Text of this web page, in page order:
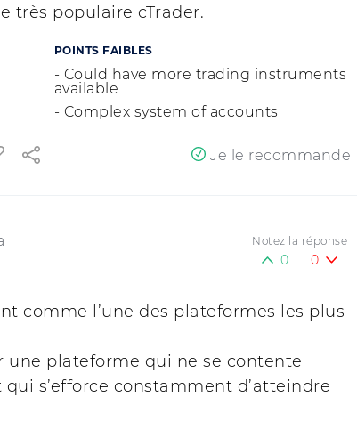
très populaire cTrader.
POINTS FAIBLES
- Could have more trading instruments
available
- Complex system of accounts
Je le recommande
Notez la réponse
0 0
comme l’une des plateformes les plus
une plateforme qui ne se contente
s’efforce constamment d’atteindre